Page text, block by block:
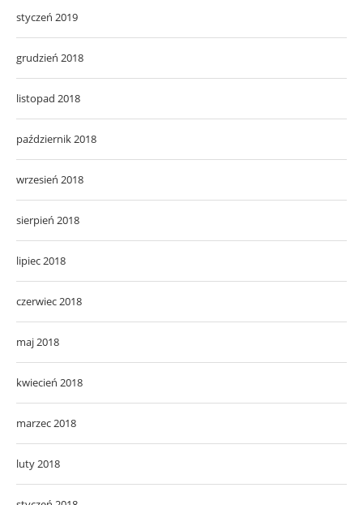
styczeń 2019
grudzień 2018
listopad 2018
październik 2018
wrzesień 2018
sierpień 2018
lipiec 2018
czerwiec 2018
maj 2018
kwiecień 2018
marzec 2018
luty 2018